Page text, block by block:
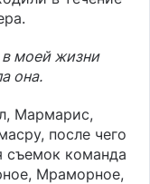
моей жизни
она.
Мармарис,
после чего
съемок команда
Мраморное,